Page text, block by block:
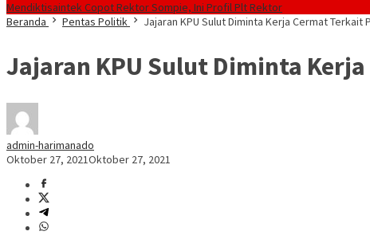
Mendiktisaintek Copot Rektor Sompie, Ini Profil Plt Rektor
Beranda
Pentas Politik Jajaran KPU Sulut Diminta Kerja Cermat
Jajaran KPU Sulut Diminta
admin-harimanado
Oktober 27, 2021Oktober 27, 2021